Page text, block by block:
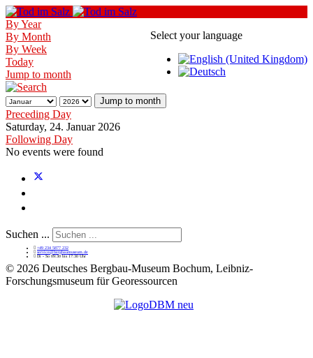
Select your language
By Year
By Month
By Week
Today
Jump to month
Jump to month
Preceding Day
Saturday, 24. Januar 2026
Following Day
No events were found
Suchen ...
+49 234 5877 232
service@bergbaumuseum.de
Di - So 09:30 bis 17:30 Uhr
© 2026 Deutsches Bergbau-Museum Bochum, Leibniz-
Forschungsmuseum für Georessourcen